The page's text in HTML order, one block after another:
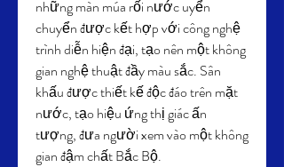
những màn múa rối nước uyển
chuyển được kết hợp với công nghệ
trình diễn hiện đại, tạo nên một không
gian nghệ thuật đầy màu sắc. Sân
khấu được thiết kế độc đáo trên mặt
nước, tạo hiệu ứng thị giác ấn
tượng, đưa người xem vào một không
gian đậm chất Bắc Bộ.